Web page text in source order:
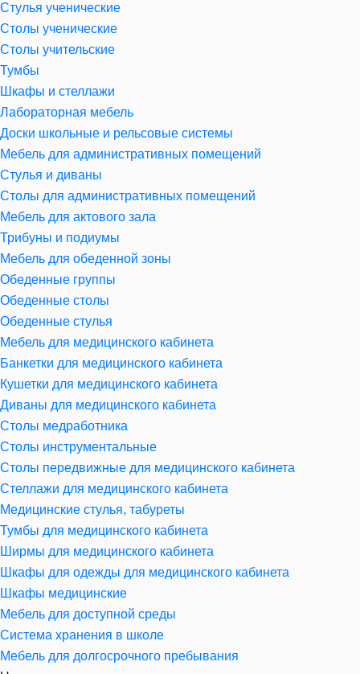
Стулья ученические
Столы ученические
Столы учительские
Тумбы
Шкафы и стеллажи
Лабораторная мебель
Доски школьные и рельсовые системы
Мебель для административных помещений
Стулья и диваны
Столы для административных помещений
Мебель для актового зала
Трибуны и подиумы
Мебель для обеденной зоны
Обеденные группы
Обеденные столы
Обеденные стулья
Мебель для медицинского кабинета
Банкетки для медицинского кабинета
Кушетки для медицинского кабинета
Диваны для медицинского кабинета
Столы медработника
Столы инструментальные
Столы передвижные для медицинского кабинета
Стеллажи для медицинского кабинета
Медицинские стулья, табуреты
Тумбы для медицинского кабинета
Ширмы для медицинского кабинета
Шкафы для одежды для медицинского кабинета
Шкафы медицинские
Мебель для доступной среды
Система хранения в школе
Мебель для долгосрочного пребывания